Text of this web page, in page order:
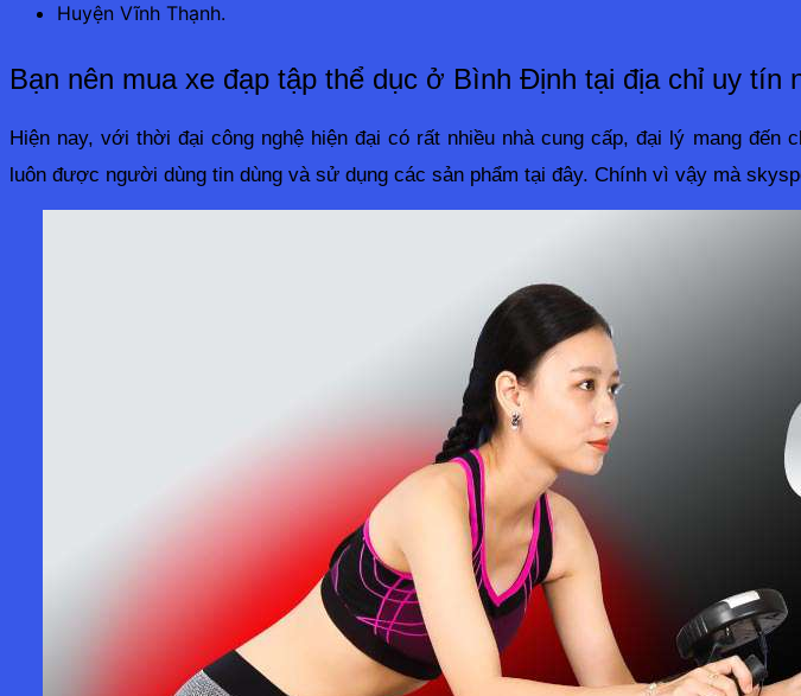
Huyện Vĩnh Thạnh.
Bạn nên mua xe đạp tập thể dục ở Bình Định tại địa chỉ uy tín
Hiện nay, với thời đại công nghệ hiện đại có rất nhiều nhà cung cấp, đại lý mang
luôn được người dùng tin dùng và sử dụng các sản phẩm tại đây. Chính vì vậy mà